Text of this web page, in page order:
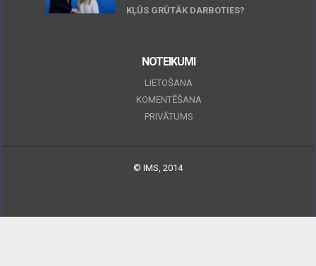
KĻŪS GRŪTĀK DARBOTIES?
NOTEIKUMI
LIETOŠANA
KOMENTĒŠANA
PRIVĀTUMS
© IMS, 2014